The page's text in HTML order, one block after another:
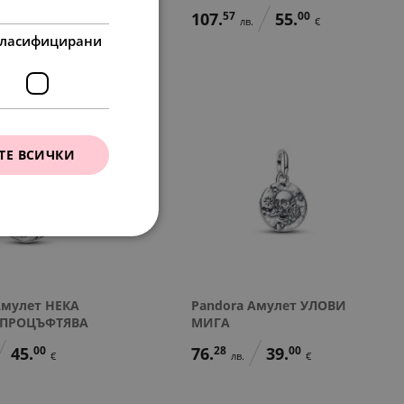
39. € 107.57 лв. 55.00 €
НЕКА
45.00 €
Pandora Амулет УЛОВИ
МИГА
76.28 лв. 39.00 €
ВСИЧКИ